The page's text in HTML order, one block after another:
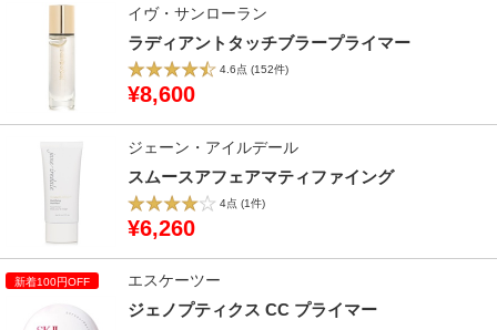
イヴ・サンローラン
ラディアントタッチブラープライマー
4.6点 (152件)
¥8,600
ジェーン・アイルデール
スムースアフェアマティファイング
4点 (1件)
¥6,260
エスケーツー
ジェノプティクス CC プライマー